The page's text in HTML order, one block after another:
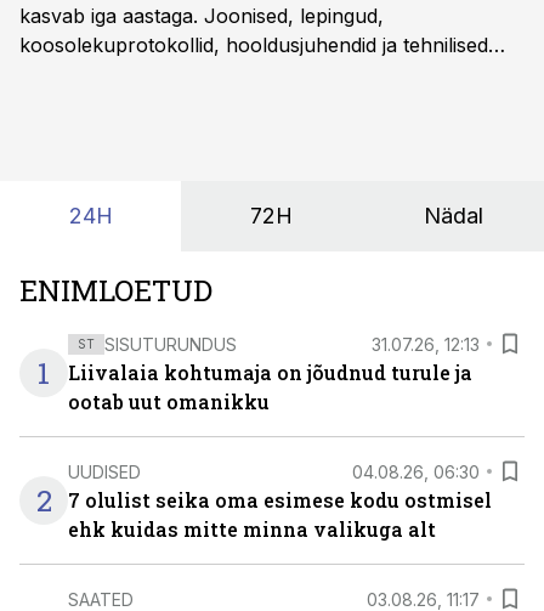
kasvab iga aastaga. Joonised, lepingud,
koosolekuprotokollid, hooldusjuhendid ja tehnilised
24H 72H Nädal
ENIMLOETUD
1
ST SISUTURUNDUS 31.07.26, 12:13
Liivalaia kohtumaja on jõudnud turule ja
ootab uut omanikku
2
UUDISED 04.08.26, 06:30
7 olulist seika oma esimese kodu ostmisel
ehk kuidas mitte minna valikuga alt
SAATED 03.08.26, 11:17